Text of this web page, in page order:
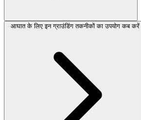
आघात के लिए इन ग्राउंडिंग तकनीकों का उपयोग कब करें